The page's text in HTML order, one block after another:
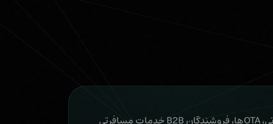
Luxota OS برای آژانس‌های مسافرتی، OTAها، فروشندگان B2B خدمات مسافرتی